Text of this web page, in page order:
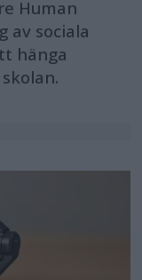
Human
av sociala
hänga